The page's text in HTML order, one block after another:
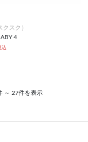
クスク）
4
込
～ 27件を表示